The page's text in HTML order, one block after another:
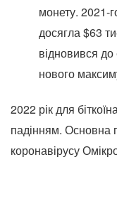
монету. 2021-
досягла $63
відновився
нового
2022 рік для
падінням.
коронавірусу